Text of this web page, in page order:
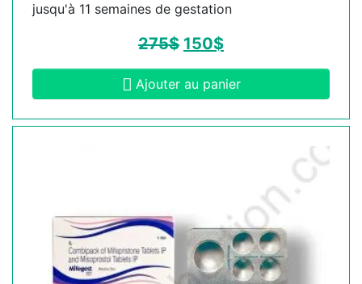
jusqu'à 11 semaines de gestation
275$ 150$
Ajouter au panier